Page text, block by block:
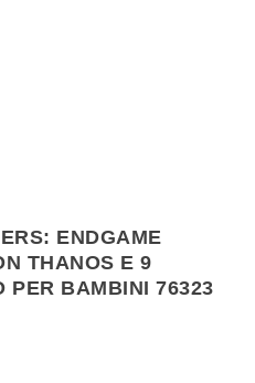
ENDGAME
THANOS E 9
PER BAMBINI 76323